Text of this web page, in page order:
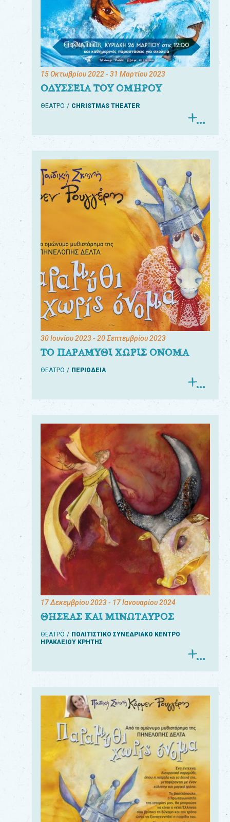
15 Οκτωβρίου 2022- 31 Μαρτίου 2023
ΟΔΥΣΣΕΙΑ ΤΟΥ ΟΜΗΡΟΥ
ΘΕΑΤΡΟ CHRISTMAS THEATER
30 Ιουνίου 2023- 20 Σεπτεμβρίου 2023
ΤΟ ΠΑΡΑΜΥΘΙ ΧΩΡΙΣ ΟΝΟΜΑ
ΘΕΑΤΡΟ ΠΕΡΙΟΔΕΙΑ
17 Δεκεμβρίου 2023- 17 Ιανουαρίου 2024
ΘΗΣΕΑΣ ΚΑΙ ΜΙΝΩΤΑΥΡΟΣ
ΘΕΑΤΡΟ
ΠΟΛΙΤΙΣΤΙΚΟ ΣΥΝΕΔΡΙΑΚΟ ΚΕΝΤΡΟ
ΗΡΑΚΛΕΙΟΥ ΚΡΗΤΗΣ